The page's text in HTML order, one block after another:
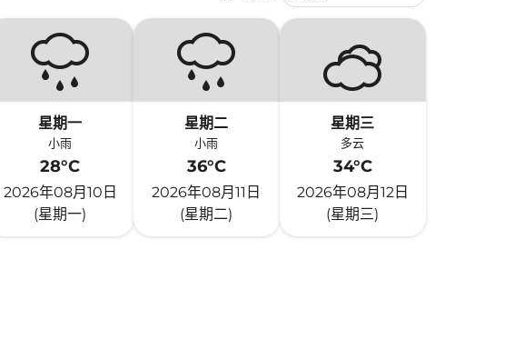
星期一
小雨
28°C
2026年08月10日
(星期一)
星期二
小雨
36°C
2026年08月11日
(星期二)
星期三
多云
34°C
2026年08月12日
(星期三)